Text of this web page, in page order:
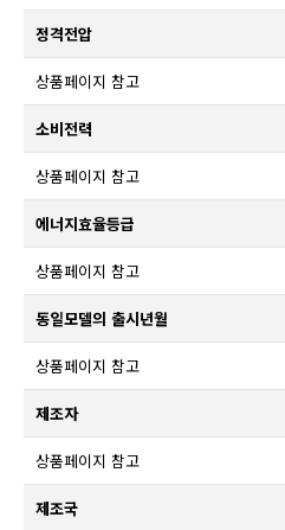
정격전압
상품페이지 참고
소비전력
상품페이지 참고
에너지효율등급
상품페이지 참고
동일모델의 출시년월
상품페이지 참고
제조자
상품페이지 참고
제조국